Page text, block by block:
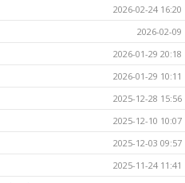
2026-02-24 16:20
2026-02-09
2026-01-29 20:18
2026-01-29 10:11
2025-12-28 15:56
2025-12-10 10:07
2025-12-03 09:57
2025-11-24 11:41